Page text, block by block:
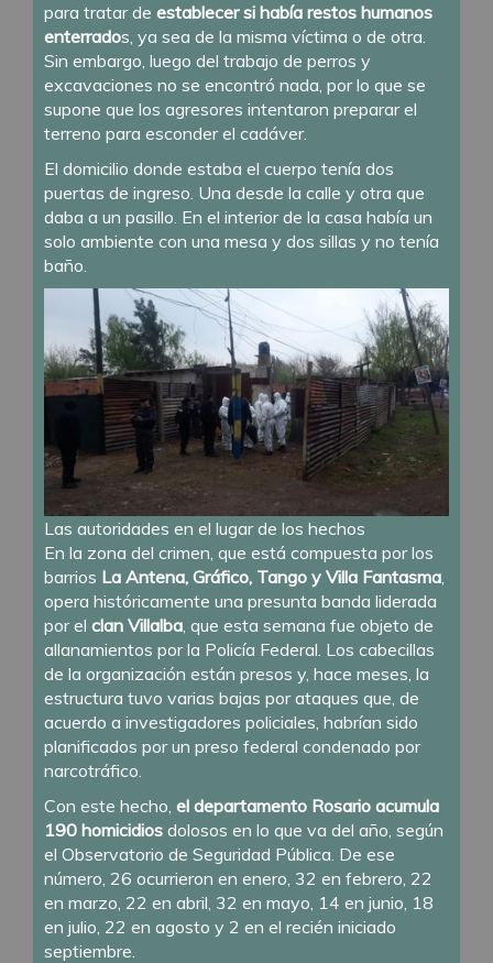
para tratar de establecer si había restos humanos
enterrados, ya sea de la misma víctima o de otra.
Sin embargo, luego del trabajo de perros y
excavaciones no se encontró nada, por lo que se
supone que los agresores intentaron preparar el
terreno para esconder el cadáver.
El domicilio donde estaba el cuerpo tenía dos
puertas de ingreso. Una desde la calle y otra que
daba a un pasillo. En el interior de la casa había un
solo ambiente con una mesa y dos sillas y no tenía
baño.
Las autoridades en el lugar de los hechos
En la zona del crimen, que está compuesta por los
barrios La Antena, Gráfico, Tango y Villa Fantasma
opera históricamente una presunta banda liderada
por el clan Villalba , que esta semana fue objeto de
allanamientos por la Policía Federal. Los cabecillas
de la organización están presos y, hace meses, la
estructura tuvo varias bajas por ataques que, de
acuerdo a investigadores policiales, habrían sido
planificados por un preso federal condenado por
narcotráfico.
Con este hecho, el departamento Rosario acumula
190 homicidios dolosos en lo que va del año, según
el Observatorio de Seguridad Pública. De ese
número, 26 ocurrieron en enero, 32 en febrero, 22
en marzo, 22 en abril, 32 en mayo, 14 en junio, 18
en julio, 22 en agosto y 2 en el recién iniciado
septiembre.